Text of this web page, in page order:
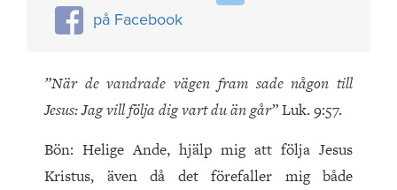
på Facebook
”När de vandrade vägen fram sade någon till
Jesus: Jag vill följa dig vart du än går”Luk. 9:57.
Bön: Helige Ande, hjälp mig att följa Jesus
Kristus, även då det förefaller mig både